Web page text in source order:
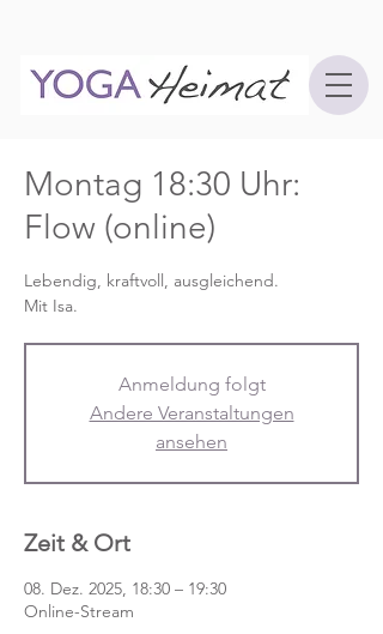
Montag 18:30 Uhr:
Flow (online)
Lebendig, kraftvoll, ausgleichend.
Mit Isa.
Anmeldung folgt
Andere Veranstaltungen
ansehen
Zeit & Ort
08. Dez. 2025, 18:30 – 19:30
Online-Stream